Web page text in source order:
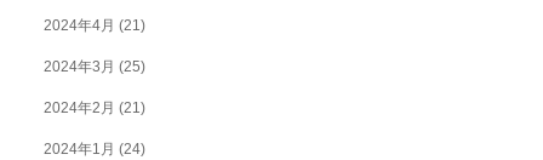
2024年4月 (21)
2024年3月 (25)
2024年2月 (21)
2024年1月 (24)